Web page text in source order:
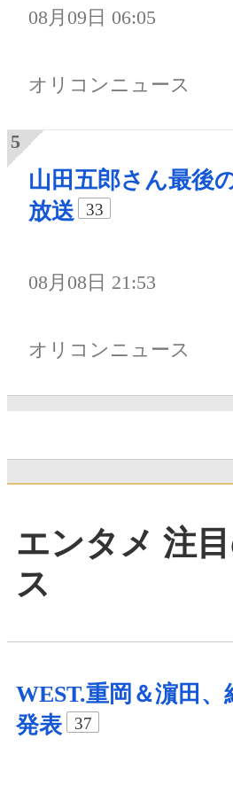
08月09日 06:05
オリコンニュース
山田五郎さん最後
放送
33
08月08日 21:53
オリコンニュース
エンタメ 注
ス
WEST.重岡＆濵田
発表
37